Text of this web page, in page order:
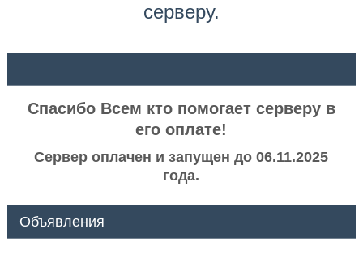
серверу.
Спасибо Всем кто помогает серверу в
его оплате!
Сервер оплачен и запущен до 06.11.2025
года.
Объявления